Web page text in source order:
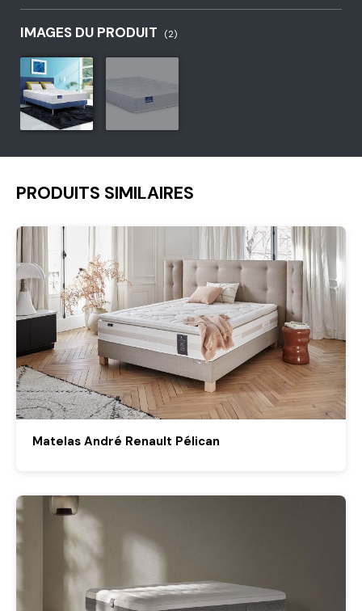
IMAGES DU PRODUIT (2)
PRODUITS SIMILAIRES
Matelas André Renault Pélican